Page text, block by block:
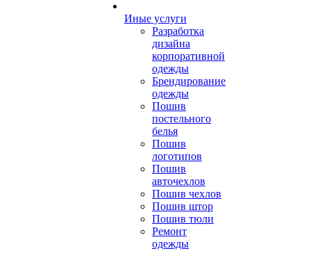
Иные услуги
Разработка
дизайна
корпоративной
одежды
Брендирование
одежды
Пошив
постельного
белья
Пошив
логотипов
Пошив
авточехлов
Пошив чехлов
Пошив штор
Пошив тюли
Ремонт
одежды